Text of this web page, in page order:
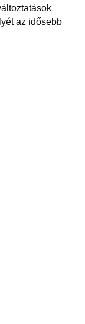
az idősebb